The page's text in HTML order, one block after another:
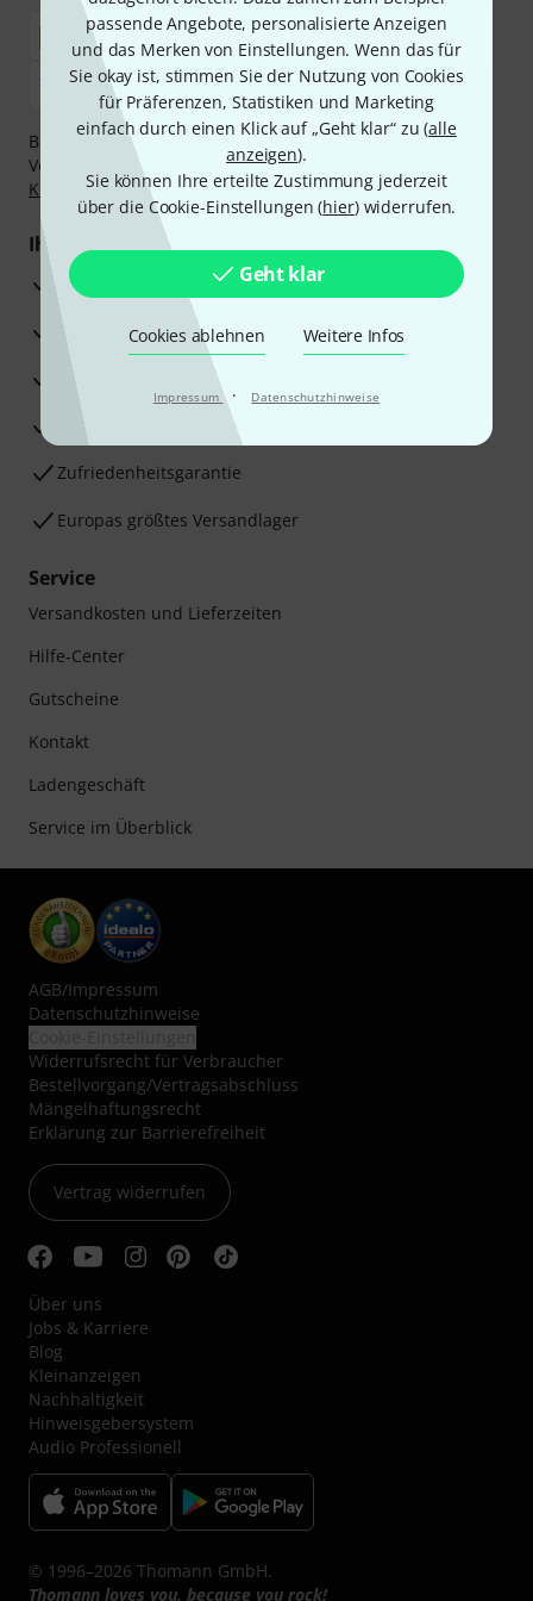
passende Angebote, personalisierte Anzeigen
und das Merken von Einstellungen. Wenn das für
Sie okay ist, stimmen Sie der Nutzung von Cookies
für Präferenzen, Statistiken und Marketing
einfach durch einen Klick auf „Geht klar“ zu (alle
anzeigen).
Sie können Ihre erteilte Zustimmung jederzeit
über die Cookie-Einstellungen (hier) widerrufen.
Geht klar
Cookies ablehnen Weitere Infos
Impressum · Datenschutzhinweise
Bezahlen Sie vertraulich und sicher per Nachnahme,
Vorkasse, PayPal, Amazon Pay,Klarna Sofort bezahlen
Klarna Ratenzahlungoder Kreditkarte.
Ihre Vorteile
3 Jahre Thomann Garantie
30 Tage Money-Back-Garantie
Beratung durch Fachexperten
Zufriedenheitsgarantie
Europas größtes Versandlager
Service
Versandkosten und Lieferzeiten
Hilfe-Center
Gutscheine
Kontakt
Ladengeschäft
Service im Überblick
AGB/Impressum
Datenschutzhinweise
Widerrufsrecht für Verbraucher
Bestellvorgang/Vertragsabschluss
Mängelhaftungsrecht
Erklärung zur Barrierefreiheit
Vertrag widerrufen
Über uns
Jobs & Karriere
Blog
Kleinanzeigen
Nachhaltigkeit
Hinweisgebersystem
Audio Professionell
© 1996–2026 Thomann GmbH.
Thomann loves you, because you rock!